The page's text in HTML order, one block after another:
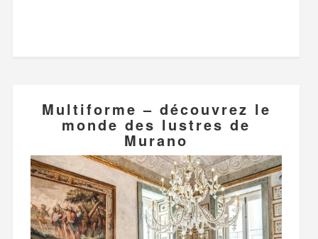
Multiforme – découvrez le
monde des lustres de
Murano